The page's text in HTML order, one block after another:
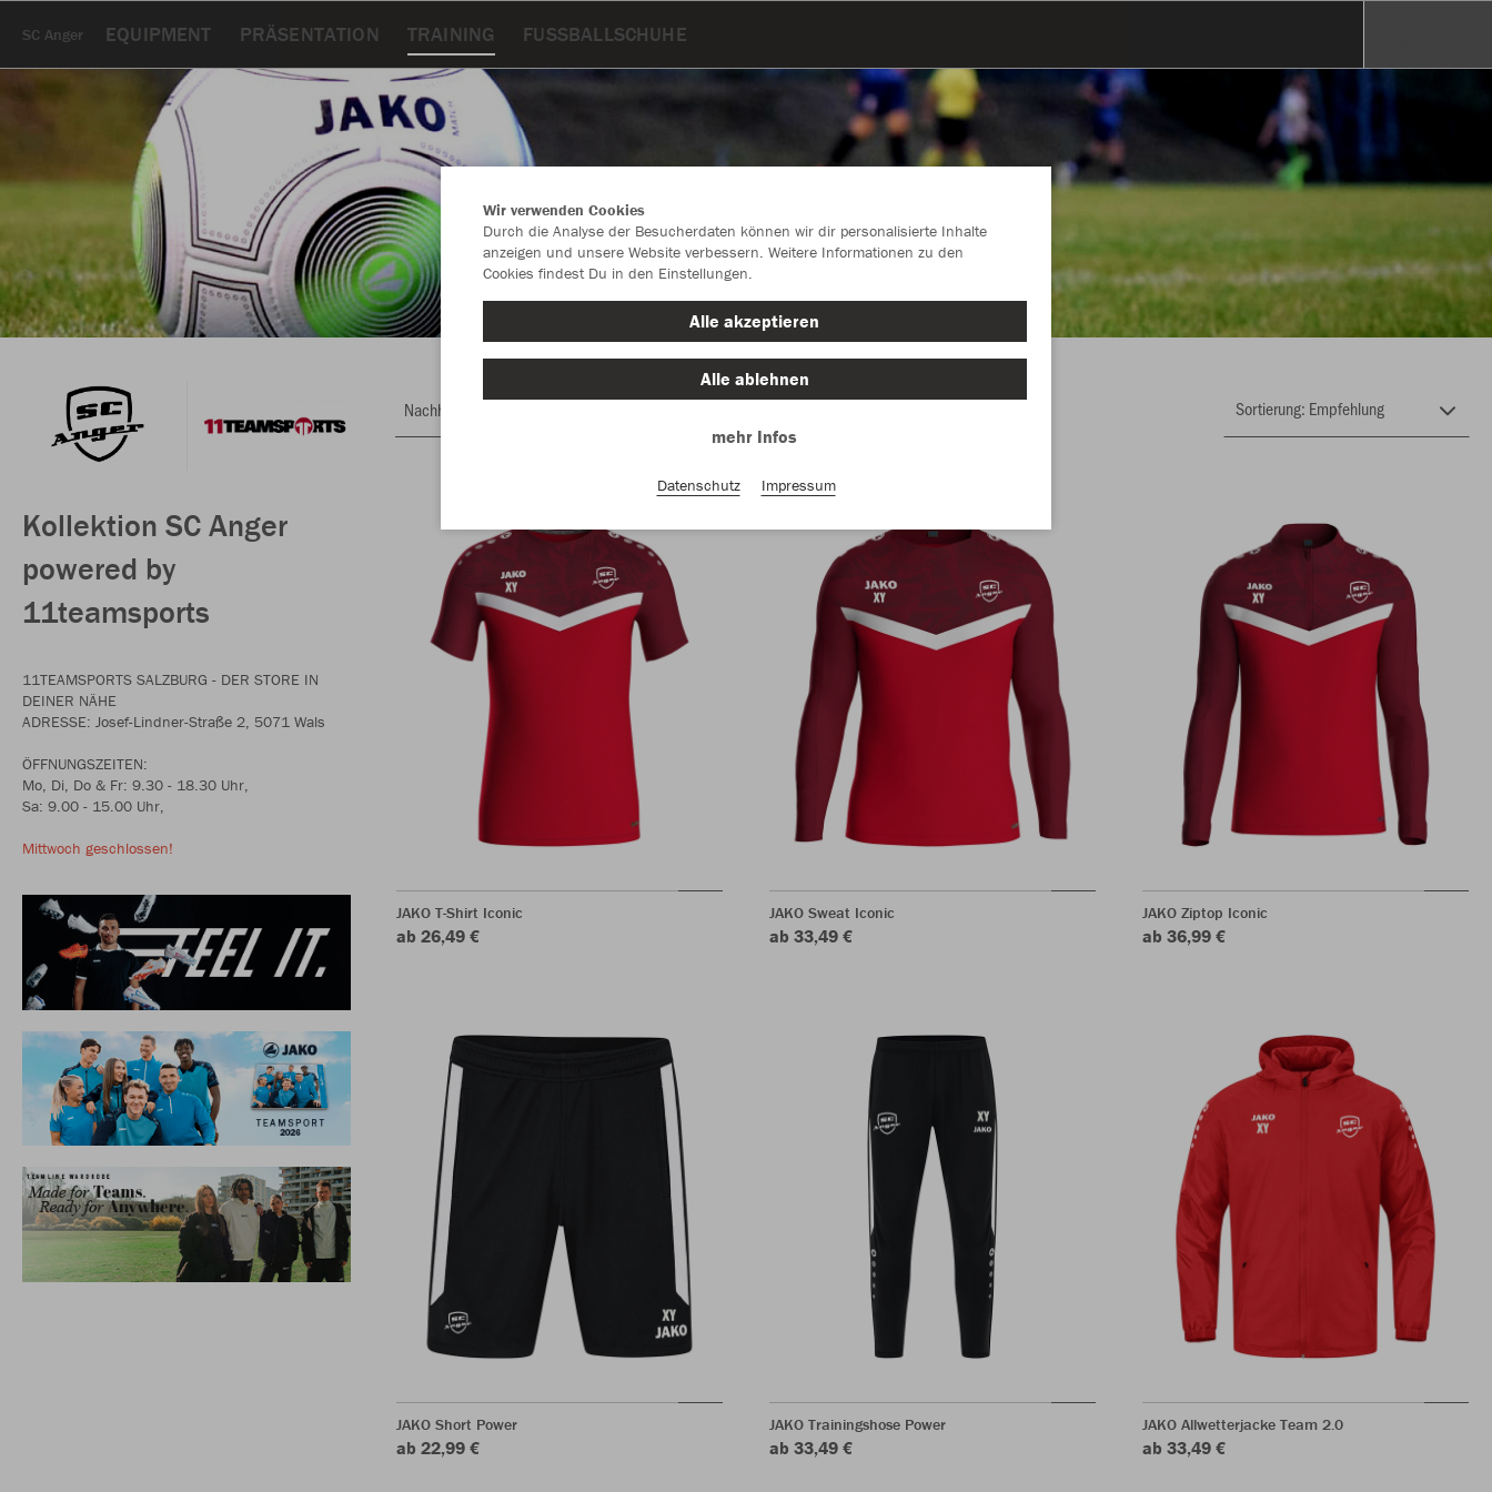
SC Anger EQUIPMENT PRÄSENTATION TRAINING FUSSBALLSCHUHE
Kollektion SC Anger
powered by
11teamsports
11TEAMSPORTS SALZBURG - DER STORE IN
DEINER NÄHE
ADRESSE: Josef-Lindner-Straße 2, 5071 Wals
ÖFFNUNGSZEITEN:
Mo, Di, Do & Fr: 9.30 - 18.30 Uhr,
Sa: 9.00 - 15.00 Uhr,
Mittwoch geschlossen!
Nachhaltig
JAKO T-Shirt Iconic
ab 26,49 €
JAKO Sweat Iconic
ab 33,49 €
JAKO Ziptop Iconic
ab 36,99 €
JAKO Short Power
ab 22,99 €
JAKO Trainingshose Power
ab 33,49 €
JAKO Allwetterjacke Team 2.0
ab 33,49 €
Wir verwenden Cookies
Durch die Analyse der Besucherdaten können wir dir personalisierte Inhalte
anzeigen und unsere Website verbessern. Weitere Informationen zu den
Cookies findest Du in den Einstellungen.
Alle akzeptieren
Alle ablehnen
mehr Infos
Datenschutz Impressum